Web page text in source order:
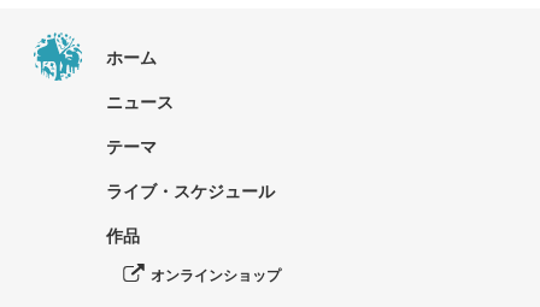
ホーム
ニュース
テーマ
ライブ・スケジュール
作品
オンラインショップ